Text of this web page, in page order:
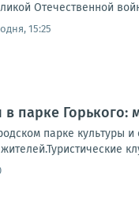
Отечественной
15:25
в парке
парке культуры